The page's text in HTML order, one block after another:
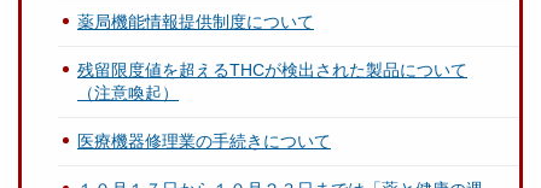
薬局機能情報提供制度について
残留限度値を超えるTHCが検出された製品について
（注意喚起）
医療機器修理業の手続きについて